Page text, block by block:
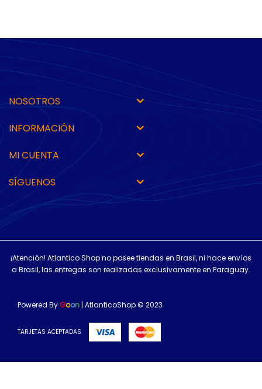
NOSOTROS
INFORMACIÓN
MI CUENTA
SÍGUENOS
¡Atención! Atlantico Shop no posee tiendas en Brasil, ni hace envíos
a Brasil, las entregas son realizadas exclusivamente en Paraguay.
Powered By Goon | AtlanticoShop © 2023
TARJETAS ACEPTADAS